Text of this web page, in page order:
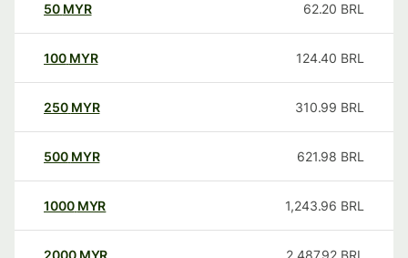
50 MYR 62.20 BRL
100 MYR 124.40 BRL
250 MYR 310.99 BRL
500 MYR 621.98 BRL
1000 MYR 1,243.96 BRL